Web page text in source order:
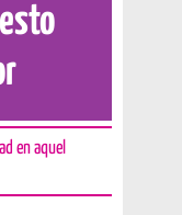
en aquel